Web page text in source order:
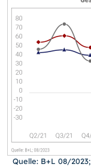
Quelle: B+L 08/